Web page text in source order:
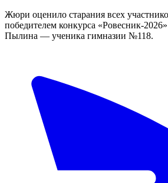
Жюри оценило старания всех
победителем конкурса «Ровесник-
Пылина — ученика гимназии №118.